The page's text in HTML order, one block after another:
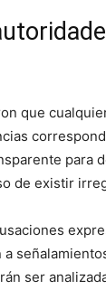
que
para
de existir
ser